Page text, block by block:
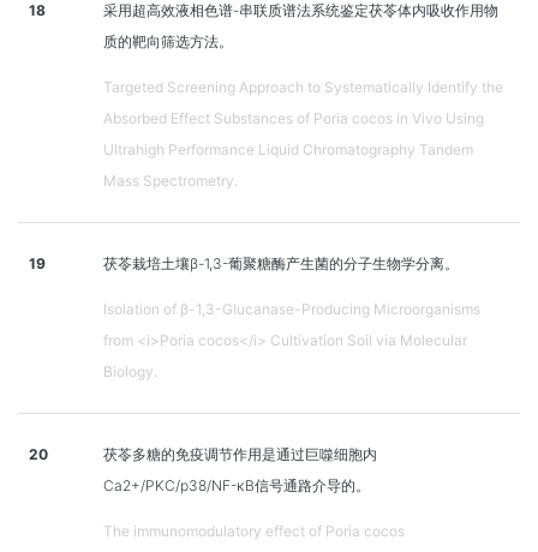
18
采用超高效液相色谱-串联质谱法系统鉴定茯苓体内吸收作用物
质的靶向筛选方法。
Targeted Screening Approach to Systematically Identify the
Absorbed Effect Substances of Poria cocos in Vivo Using
Ultrahigh Performance Liquid Chromatography Tandem
Mass Spectrometry.
19 茯苓栽培土壤β-1,3-葡聚糖酶产生菌的分子生物学分离。
Isolation of β-1,3-Glucanase-Producing Microorganisms
from <i>Poria cocos</i> Cultivation Soil via Molecular
Biology.
20
茯苓多糖的免疫调节作用是通过巨噬细胞内
Ca2+/PKC/p38/NF-κB信号通路介导的。
The immunomodulatory effect of Poria cocos